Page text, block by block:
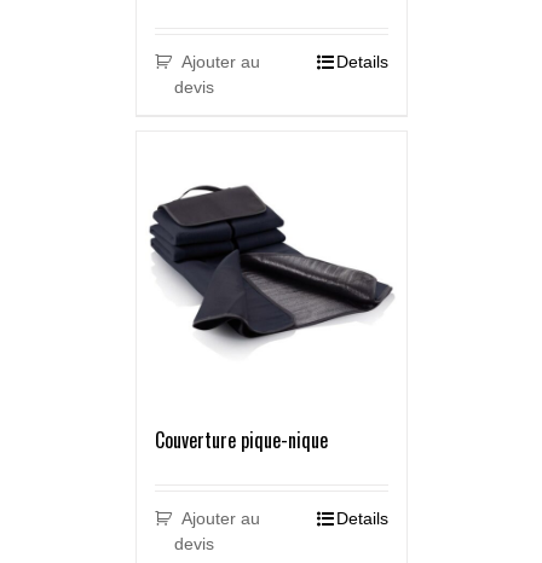
Ajouter au
devis
Details
Couverture pique-nique
Ajouter au
devis
Details